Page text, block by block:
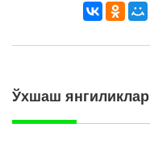
Ўхшаш янгиликлар